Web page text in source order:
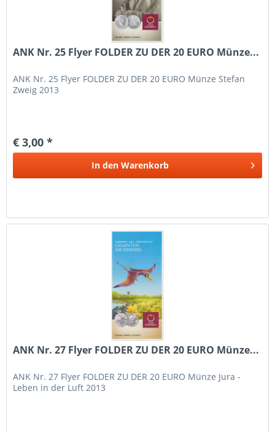
ANK Nr. 25 Flyer FOLDER ZU DER 20 EURO Münze...
ANK Nr. 25 Flyer FOLDER ZU DER 20 EURO Münze Stefan
Zweig 2013
€ 3,00 *
In den Warenkorb
ANK Nr. 27 Flyer FOLDER ZU DER 20 EURO Münze...
ANK Nr. 27 Flyer FOLDER ZU DER 20 EURO Münze Jura -
Leben in der Luft 2013